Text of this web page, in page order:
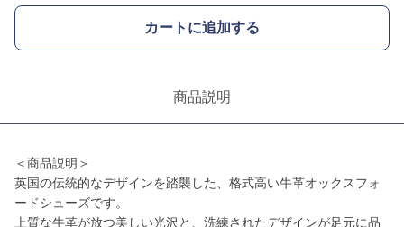
カートに追加する
商品説明
＜商品説明＞
英国の伝統的なデザインを踏襲した、格式高い牛革オックスフォ
ードシューズです。
上質な牛革が放つ美しい光沢と、洗練されたデザインが足元に品